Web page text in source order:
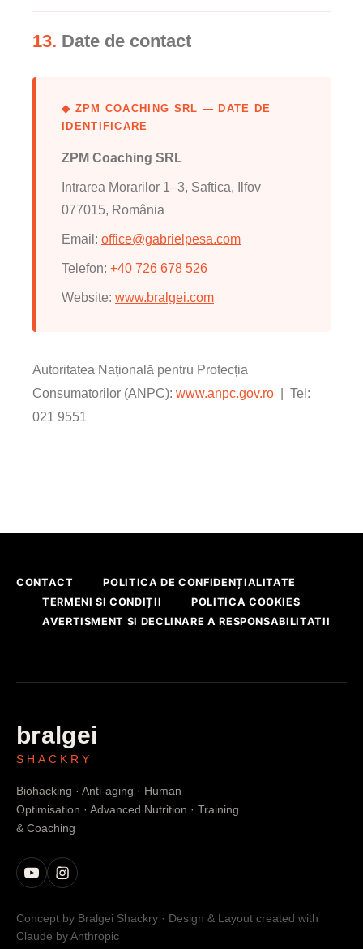
13. Date de contact
◆ ZPM COACHING SRL — DATE DE
IDENTIFICARE
ZPM Coaching SRL
Intrarea Morarilor 1–3, Saftica, Ilfov
077015, România
Email: office@gabrielpesa.com
Telefon: +40 726 678 526
Website: www.bralgei.com
Autoritatea Națională pentru Protecția
Consumatorilor (ANPC): www.anpc.gov.ro | Tel:
021 9551
CONTACT
POLITICA DE CONFIDENȚIALITATE
TERMENI SI CONDIȚII
POLITICA COOKIES
AVERTISMENT SI DECLINARE A RESPONSABILITATII
bralgei
SHACKRY
Biohacking · Anti-aging · Human
Optimisation · Advanced Nutrition · Training
& Coaching
Concept by Bralgei Shackry · Design & Layout created with
Claude by Anthropic